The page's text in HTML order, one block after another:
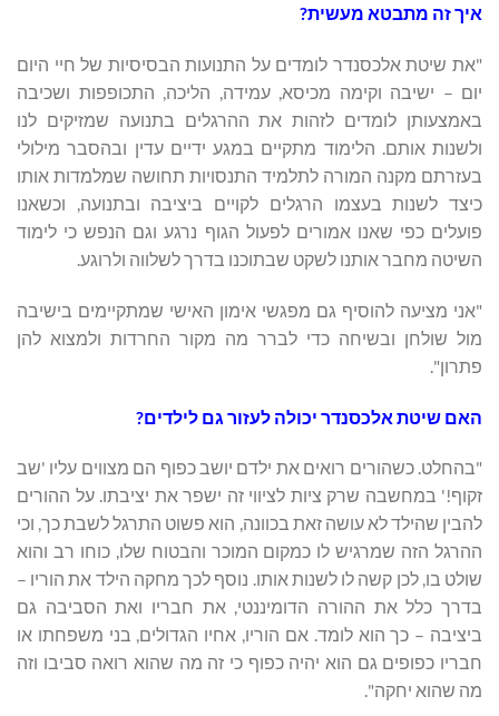
איך זה מתבטא מעשית?
"את שיטת אלכסנדר לומדים על התנועות הבסיסיות של חיי היום
יום – ישיבה וקימה מכיסא, עמידה, הליכה, התכופפות ושכיבה
באמצעותן לומדים לזהות את ההרגלים בתנועה שמזיקים לנו
ולשנות אותם. הלימוד מתקיים במגע ידיים עדין ובהסבר מילולי
בעזרתם מקנה המורה לתלמיד התנסויות תחושה שמלמדות אותו
כיצד לשנות בעצמו הרגלים לקויים ביציבה ובתנועה, וכשאנו
פועלים כפי שאנו אמורים לפעול הגוף נרגע וגם הנפש כי לימוד
השיטה מחבר אותנו לשקט שבתוכנו בדרך לשלווה ולרוגע.
"אני מציעה להוסיף גם מפגשי אימון האישי שמתקיימים בישיבה
מול שולחן ובשיחה כדי לברר מה מקור החרדות ולמצוא להן
פתרון".
האם שיטת אלכסנדר יכולה לעזור גם לילדים?
"בהחלט. כשהורים רואים את ילדם יושב כפוף הם מצווים עליו 'שב
זקוף!' במחשבה שרק ציות לציווי זה ישפר את יציבתו. על ההורים
להבין שהילד לא עושה זאת בכוונה, הוא פשוט התרגל לשבת כך, וכי
ההרגל הזה שמרגיש לו כמקום המוכר והבטוח שלו, כוחו רב והוא
שולט בו, לכן קשה לו לשנות אותו. נוסף לכך מחקה הילד את הוריו –
בדרך כלל את ההורה הדומיננטי, את חבריו ואת הסביבה גם
ביציבה – כך הוא לומד. אם הוריו, אחיו הגדולים, בני משפחתו או
חבריו כפופים גם הוא יהיה כפוף כי זה מה שהוא רואה סביבו וזה
מה שהוא יחקה".